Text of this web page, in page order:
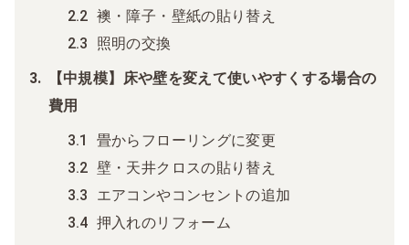
襖・障子・壁紙の貼り替え
照明の交換
【中規模】床や壁を変えて使いやすくする場合の
費用
畳からフローリングに変更
壁・天井クロスの貼り替え
エアコンやコンセントの追加
押入れのリフォーム